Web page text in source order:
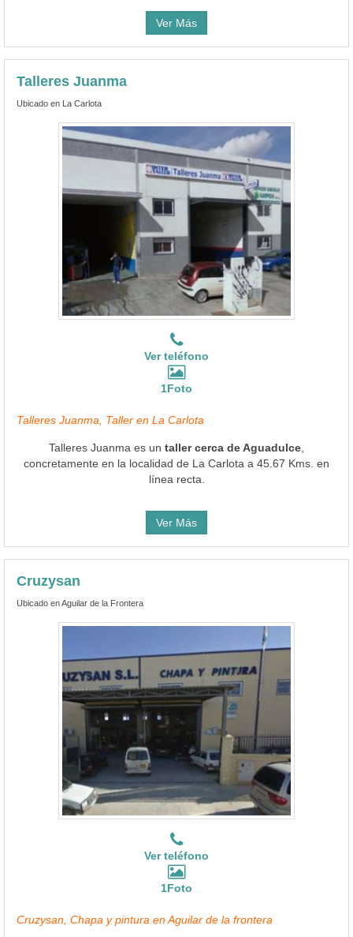
Ver Más
Talleres Juanma
Ubicado en La Carlota
Ver teléfono
1Foto
Talleres Juanma, Taller en La Carlota
Talleres Juanma es un taller cerca de Aguadulce
concretamente en la localidad de La Carlota a 45.67 Kms. en
línea recta.
Ver Más
Cruzysan
Ubicado en Aguilar de la Frontera
Ver teléfono
1Foto
Cruzysan, Chapa y pintura en Aguilar de la frontera